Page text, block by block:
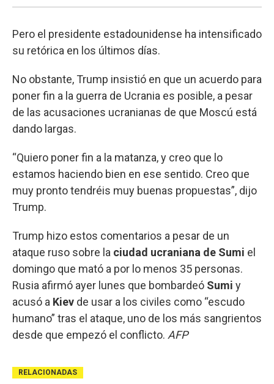
Pero el presidente estadounidense ha intensificado
su retórica en los últimos días.
No obstante, Trump insistió en que un acuerdo para
poner fin a la guerra de Ucrania es posible, a pesar
de las acusaciones ucranianas de que Moscú está
dando largas.
“Quiero poner fin a la matanza, y creo que lo
estamos haciendo bien en ese sentido. Creo que
muy pronto tendréis muy buenas propuestas”, dijo
Trump.
Trump hizo estos comentarios a pesar de un
ataque ruso sobre la ciudad ucraniana de Sumi el
domingo que mató a por lo menos 35 personas.
Rusia afirmó ayer lunes que bombardeó Sumi y
acusó a Kiev de usar a los civiles como “escudo
humano” tras el ataque, uno de los más sangrientos
desde que empezó el conflicto. AFP
RELACIONADAS